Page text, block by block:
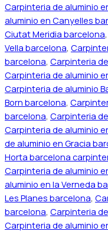
Carpinteria de aluminio
aluminio en Canyelles
Ciutat Meridia barcelona,
Vella barcelona,
barcelona, Carpinteria
Carpinteria de aluminio
Carpinteria de aluminio
Born barcelona,
barcelona, Carpinteria
Carpinteria de aluminio
de aluminio en Gracia
Horta barcelona
Carpinteria de aluminio
aluminio en la Verneda
Les Planes barcelona,
barcelona, Carpinteria
Carpinteria de aluminio